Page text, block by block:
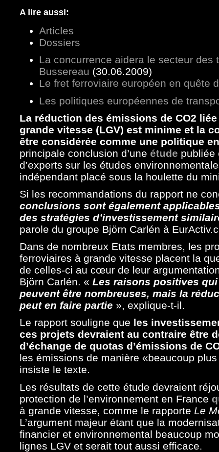
A lire aussi:
Articles
Dossiers
La concurrence aidera le secteur
Bussereau (30.06.2009)
Le fret ferroviaire européen en quête
Les politiques européennes de
La réduction des émissions de CO2
grande vitesse (LGV) est minime et la
être considérée comme une politique
principale conclusion d’une étude publiée
d’experts sur les études
indépendant placé sous la houlette du
Si les recommandations du rapport ne
conclusions sont également
des stratégies d’investissement
parole du groupe Björn Carlén à
Dans de nombreux Etats membres, les
ferroviaires à grande vitesse placent la
de celles-ci au cœur de leur
Björn Carlén. « Les raisons positives
peuvent être nombreuses, mais la
peut en faire partie », explique-t-il.
Le rapport souligne que les
ces projets devraient au contraire être
d’échange de quotas d’émissions de
les émissions de manière «beaucoup
insiste le texte.
Les résultats de cette étude devraient
protection de l’environnement en France
à grande vitesse, comme le rapporte Le
L’argument majeur étant que la
financier et environnemental beaucoup
lignes LGV et serait tout aussi efficace.